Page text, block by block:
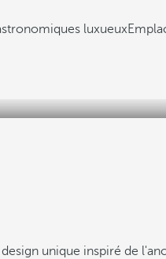
luxueux
unique inspiré de